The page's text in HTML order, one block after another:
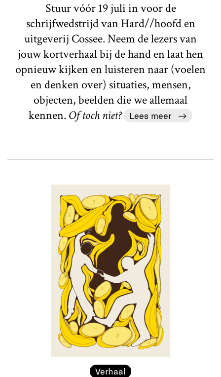
Stuur vóór 19 juli in voor de
schrijfwedstrijd van Hard//hoofd en
uitgeverij Cossee. Neem de lezers van
jouw kortverhaal bij de hand en laat hen
opnieuw kijken en luisteren naar (voelen
en denken over) situaties, mensen,
objecten, beelden die we allemaal
kennen. Of toch niet? Lees meer
Verhaal